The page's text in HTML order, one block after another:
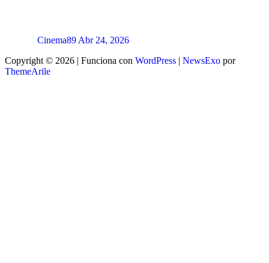
Cinema89 Abr 24, 2026
Copyright © 2026 | Funciona con WordPress | NewsExo por
ThemeArile